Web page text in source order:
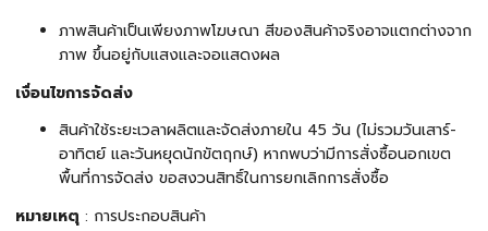
ภาพสินค้าเป็นเพียงภาพโฆษณา สีของสินค้าจริงอาจแตกต่างจาก
ภาพ ขึ้นอยู่กับแสงและจอแสดงผล
เงื่อนไขการจัดส่ง
สินค้าใช้ระยะเวลาผลิตและจัดส่งภายใน 45 วัน (ไม่รวมวันเสาร์-
อาทิตย์ และวันหยุดนักขัตฤกษ์) หากพบว่ามีการสั่งซื้อนอกเขต
พื้นที่การจัดส่ง ขอสงวนสิทธิ์ในการยกเลิกการสั่งซื้อ
หมายเหตุ : การประกอบสินค้า